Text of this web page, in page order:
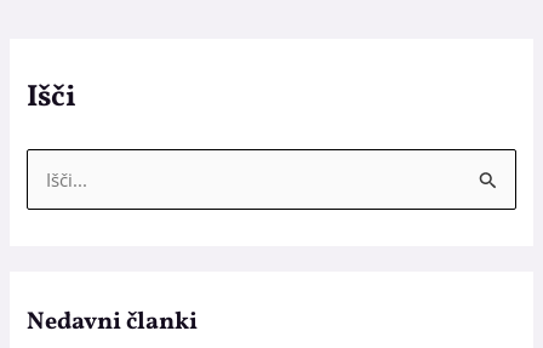
Išči
n
Nedavni članki